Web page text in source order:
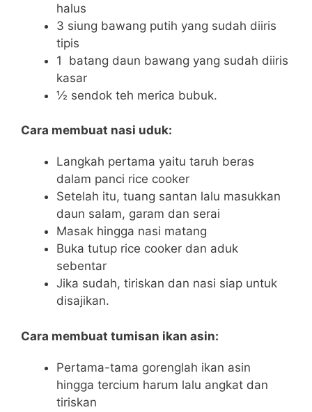
halus
3 siung bawang putih yang sudah diiris
tipis
1 batang daun bawang yang sudah diiris
kasar
½ sendok teh merica bubuk.
Cara membuat nasi uduk:
Langkah pertama yaitu taruh beras
dalam panci rice cooker
Setelah itu, tuang santan lalu masukkan
daun salam, garam dan serai
Masak hingga nasi matang
Buka tutup rice cooker dan aduk
sebentar
Jika sudah, tiriskan dan nasi siap untuk
disajikan.
Cara membuat tumisan ikan asin:
Pertama-tama gorenglah ikan asin
hingga tercium harum lalu angkat dan
tiriskan